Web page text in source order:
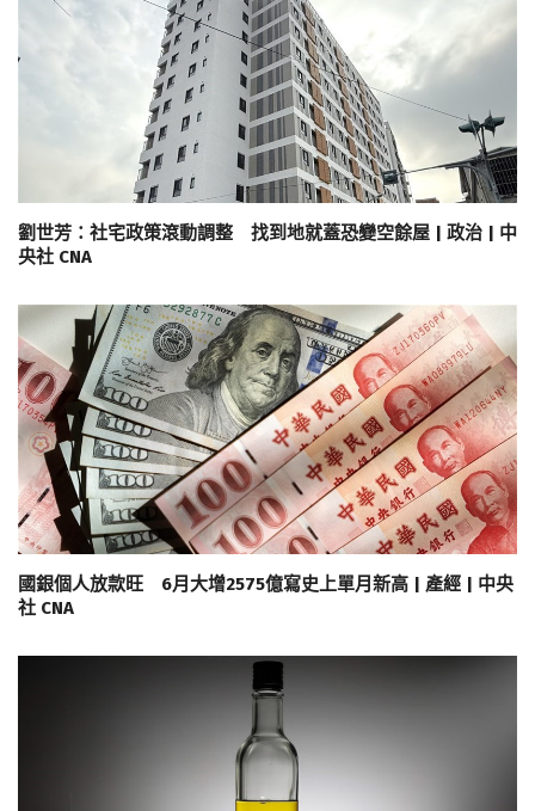
劉世芳：社宅政策滾動調整 找到地就蓋恐變空餘屋 | 政治 | 中
央社 CNA
國銀個人放款旺 6月大增2575億寫史上單月新高 | 產經 | 中央
社 CNA